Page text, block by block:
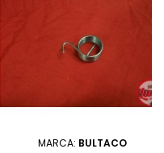
MARCA: BULTACO